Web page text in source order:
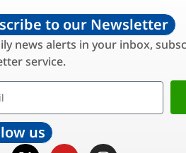
to our Newsletter
news alerts in your inbox,
service.
us